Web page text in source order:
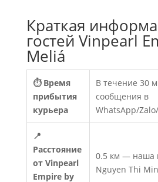
Краткая
гостей Vinpearl
Meliá
⏱ Время
прибытия
курьера
В течение 30
сообщения в
WhatsApp/
📍
Расстояние
от Vinpearl
Empire by
0.5 км — наша
Nguyen Thi